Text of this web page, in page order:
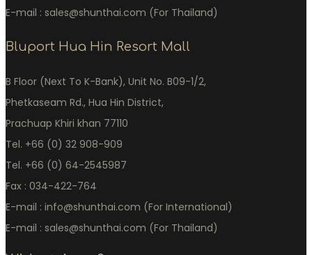
E-mail : sales@shunthai.com (For Thailand)
Bluport Hua Hin Resort Mall
B Floor (Next To K-Bank), Unit No. B09-1/2,
Phetkaseam Rd., Hua Hin District,
Prachuap Khiri khan 77110
Tel. +66 (0) 32 908-909
Tel. +66 (0) 64-2545987
Fax : 034-422-764
E-mail : info@shunthai.com (For International)
E-mail : sales@shunthai.com (For Thailand)